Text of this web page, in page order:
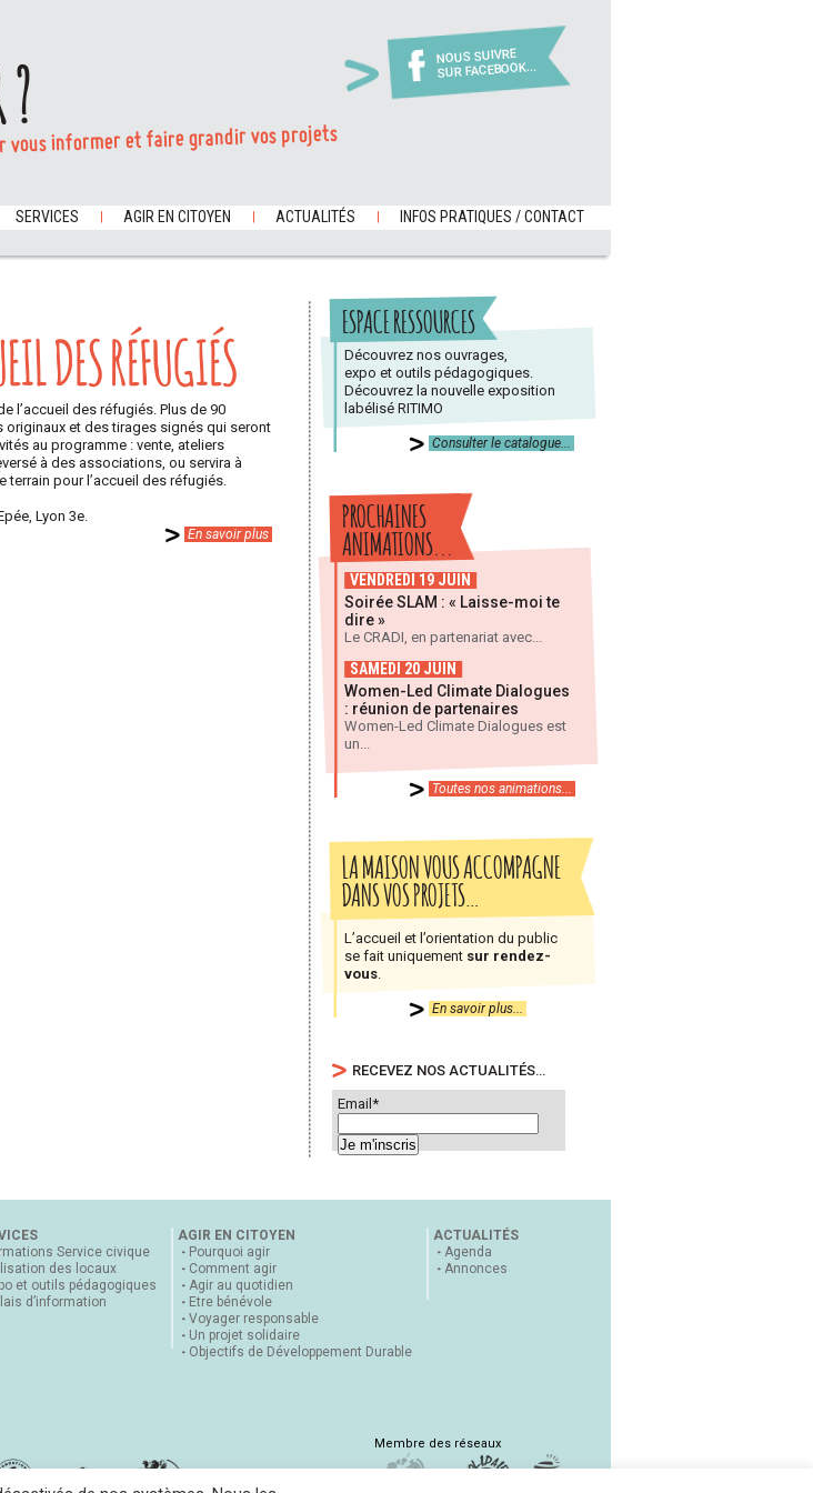
NOUS SUIVRE
SUR FACEBOOK...
vous informer et faire grandir vos projets
SERVICES AGIR EN CITOYEN ACTUALITÉS INFOS PRATIQUES / CONTACT
DES RÉFUGIÉS
l’accueil des réfugiés. Plus de 90
et des tirages signés qui seront
au programme : vente, ateliers
à des associations, ou servira à
terrain pour l’accueil des réfugiés.
Lyon 3e.
En savoir plus
ESPACE RESSOURCES
Découvrez nos ouvrages,
expo et outils pédagogiques.
Découvrez la nouvelle exposition
labélisé RITIMO
Consulter le catalogue...
PROCHAINES
ANIMATIONS...
VENDREDI 19 JUIN
Soirée SLAM : « Laisse-moi te
dire »
Le CRADI, en partenariat avec...
SAMEDI 20 JUIN
Women-Led Climate Dialogues
: réunion de partenaires
Women-Led Climate Dialogues est
un...
Toutes nos animations...
LA MAISON VOUS ACCOMPAGNE
DANS VOS PROJETS…
L’accueil et l’orientation du public
se fait uniquement sur rendez-
vous
En savoir plus...
RECEVEZ NOS ACTUALITÉS…
Email*
Service civique
des locaux
et outils pédagogiques
d’information
AGIR EN CITOYEN
Pourquoi agir
Comment agir
Agir au quotidien
Etre bénévole
Voyager responsable
Un projet solidaire
Objectifs de Développement Durable
ACTUALITÉS
Agenda
Annonces
Membre des réseaux